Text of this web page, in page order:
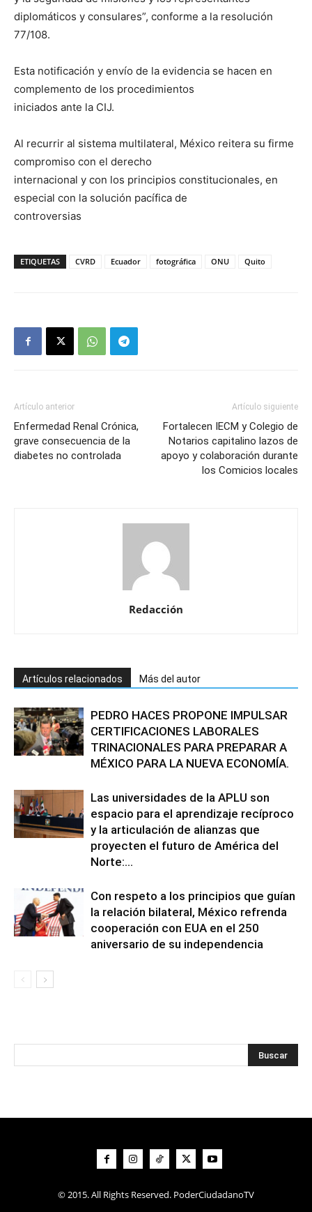
diplomáticos y consulares”, conforme a la resolución
77/108.
Esta notificación y envío de la evidencia se hacen en
complemento de los procedimientos
iniciados ante la CIJ.
Al recurrir al sistema multilateral, México reitera su firme
compromiso con el derecho
internacional y con los principios constitucionales, en
especial con la solución pacífica de
controversias
ETIQUETAS CVRD Ecuador fotográfica ONU Quito
Artículo anterior
Enfermedad Renal Crónica,
grave consecuencia de la
diabetes no controlada
Artículo siguiente
Fortalecen IECM y Colegio de
Notarios capitalino lazos de
apoyo y colaboración durante
los Comicios locales
Redacción
Artículos relacionados Más del autor
PEDRO HACES PROPONE IMPULSAR
CERTIFICACIONES LABORALES
TRINACIONALES PARA PREPARAR A
MÉXICO PARA LA NUEVA ECONOMÍA.
Las universidades de la APLU son
espacio para el aprendizaje recíproco
y la articulación de alianzas que
proyecten el futuro de América del
Norte:...
Con respeto a los principios que guían
la relación bilateral, México refrenda
cooperación con EUA en el 250
aniversario de su independencia
© 2015. All Rights Reserved. PoderCiudadanoTV